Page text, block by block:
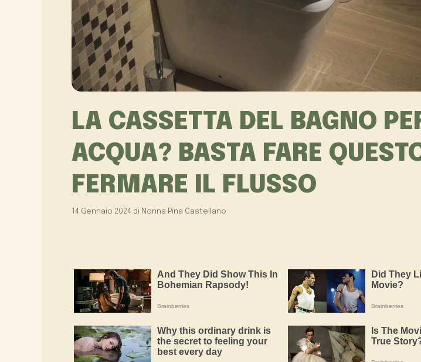
LA CASSETTA DEL BAGNO
ACQUA? BASTA FARE
FERMARE IL FLUSSO
14 Gennaio 2024 di Nonna Pina Castellano